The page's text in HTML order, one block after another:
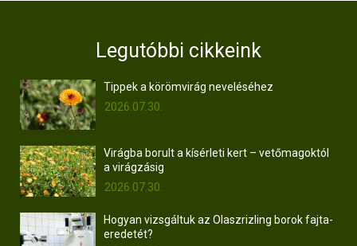
Legutóbbi cikkeink
Tippek a körömvirág neveléséhez
2026.07.30.
Virágba borult a kísérleti kert – vetőmagoktól
a virágzásig
2026.07.30.
Hogyan vizsgáltuk az Olaszrizling borok fajta-
eredetét?